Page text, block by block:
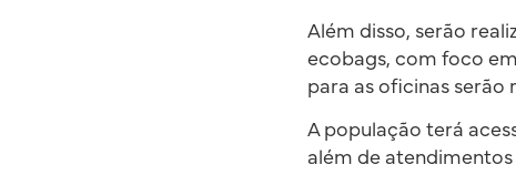
Além disso, serão
ecobags, com foco
para as oficinas serão
A população terá
além de